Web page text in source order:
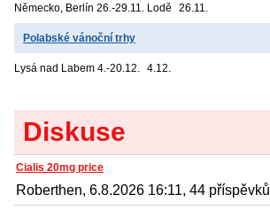
Německo, Berlín 26.-29.11. Lodě 26.11.
Polabské vánoční trhy
Lysá nad Labem 4.-20.12. 4.12.
Diskuse
Cialis 20mg price
Roberthen, 6.8.2026 16:11, 44 příspěvků